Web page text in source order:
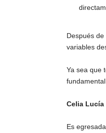
Después
variables
Ya sea que
Celia Lucía
Es